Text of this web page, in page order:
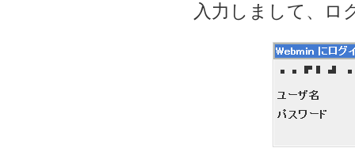
入力しまして、ロ